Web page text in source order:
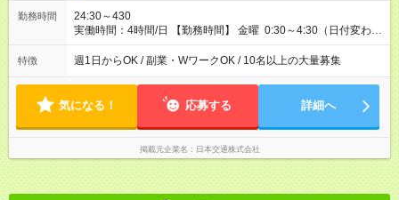
となります。 【試用期間】試用期間あり 試用期間の長さ：5ヶ
月 ※ 雇用形態と給与に、本採用時と異なる部分があります。 雇
期間中、最初の10時間で研修が行われ、研修（10時間）中は、
時給1，250円となります。 研修終了後、給与は本採用時と同様
勤務時間
24:30～430
実働時間：4時間/日 【勤務時間】 金曜 0:30～4:30（日付変わっ
た土曜日深夜） 上記以外にも、下記のシフトでの勤務も可能 平
日 7:00～11:00 ※雨や猛暑の日などは勤務可能時間が臨時拡大
特徴 週1日からOK / 副業・WワークOK / 10名以上の大量募集
気になる！ 応募する 詳細へ
掲載元企業名 日本交通株式会社